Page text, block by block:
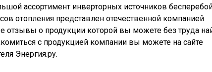
ассортимент инверторных источников
отопления представлен отечественной компанией
отзывы о продукции которой вы можете без труда
с продукцией компании вы можете на сайте
Энергия.ру.